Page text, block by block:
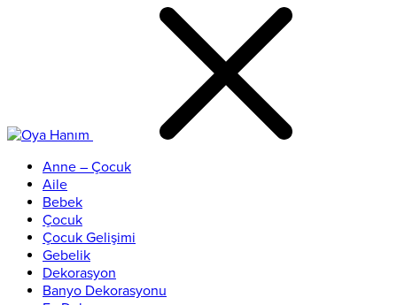
Anne – Çocuk
Aile
Bebek
Çocuk
Çocuk Gelişimi
Gebelik
Dekorasyon
Banyo Dekorasyonu